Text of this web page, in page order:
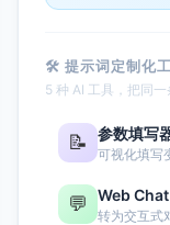
🛠 提示词定制化
5 种 AI 工具，把同
📝 参数填写
可视化填写
💬 Web
转为交互式